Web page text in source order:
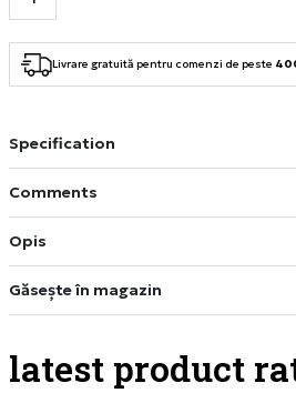
Livrare gratuită pentru comenzi de peste
Specification
Comments
Opis
Găsește în magazin
latest product